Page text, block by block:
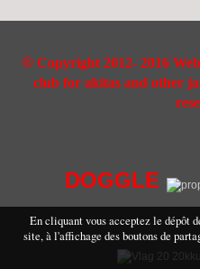
© Copyright 2012- 2016
club for akitas and other
DOGGLE
En cliquant vous acceptez le dépôt
site, à l'affichage des boutons de